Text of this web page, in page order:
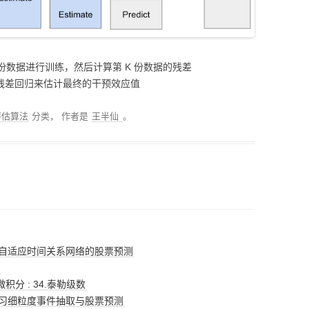
数据进行训练，然后计算第 K 份数据的残差
回归来估计最终的干预效应值
算法 分类，作者是 王半仙 。
适应时间关系网络的股票预测
积分 : 34.泰勒级数
细粒度事件抽取与股票预测